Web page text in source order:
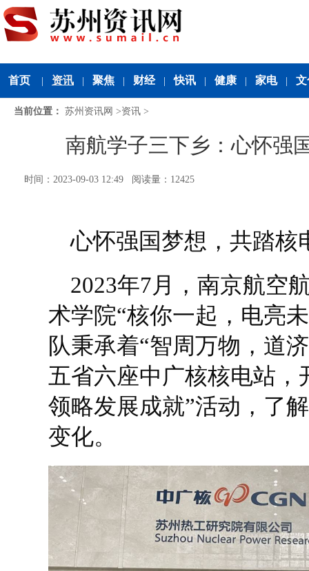
首页 资讯 聚焦 财经 快讯 健康 家电 文
当前位置： 苏州资讯网 >资讯 >
南航学子三下乡：心怀强
时间：2023-09-03 12:49 阅读量：12425
心怀强国梦想，共踏核
2023年7月，南京航空
术学院“核你一起，电亮
队秉承着“智周万物，道
五省六座中广核核电站，
领略发展成就”活动，了
变化。